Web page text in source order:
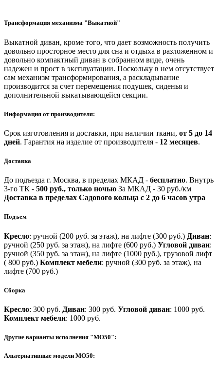
Трансформация механизма "Выкатной"
Выкатной диван, кроме того, что дает возможность получить
довольно просторное место для сна и отдыха в разложенном и
довольно компактный диван в собранном виде, очень
надежен и прост в эксплуатации. Поскольку в нем отсутствует
сам механизм трансформирования, а раскладывание
производится за счет перемещения подушек, сиденья и
дополнительной выкатывающейся секции.
Информация от производителя:
Срок изготовления и доставки, при наличии ткани, от 5 до 14
дней. Гарантия на изделие от производителя - 12 месяцев.
Доставка
До подъезда г. Москва, в пределах МКАД - бесплатно. Внутрь
3-го ТК - 500 руб., только ночью За МКАД - 30 руб./км
Доставка в пределах Садового кольца с 2 до 6 часов утра
Подъем
Кресло: ручной (200 руб. за этаж), на лифте (300 руб.) Диван:
ручной (250 руб. за этаж), на лифте (600 руб.) Угловой диван:
ручной (350 руб. за этаж), на лифте (1000 руб.), грузовой лифт
( 800 руб.) Комплект мебели: ручной (300 руб. за этаж), на
лифте (700 руб.)
Сборка
Кресло: 300 руб. Диван: 300 руб. Угловой диван: 1000 руб.
Комплект мебели: 1000 руб.
Другие варианты исполнения "МО50":
Альтернативные модели МО50: